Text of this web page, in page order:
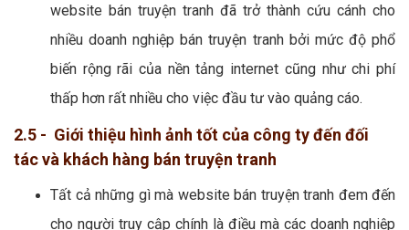
website bán truyện tranh đã trở thành cứu cánh cho
nhiều doanh nghiệp bán truyện tranh bởi mức độ phổ
biến rộng rãi của nền tảng internet cũng như chi phí
thấp hơn rất nhiều cho việc đầu tư vào quảng cáo.
2.5 - Giới thiệu hình ảnh tốt của công ty đến đối
tác và khách hàng bán truyện tranh
Tất cả những gì mà website bán truyện tranh đem đến
cho người truy cập chính là điều mà các doanh nghiệp